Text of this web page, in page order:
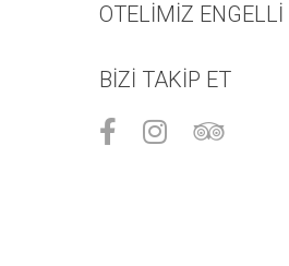
OTELİMİZ ENGELLİ
BIZI TAKIP ET